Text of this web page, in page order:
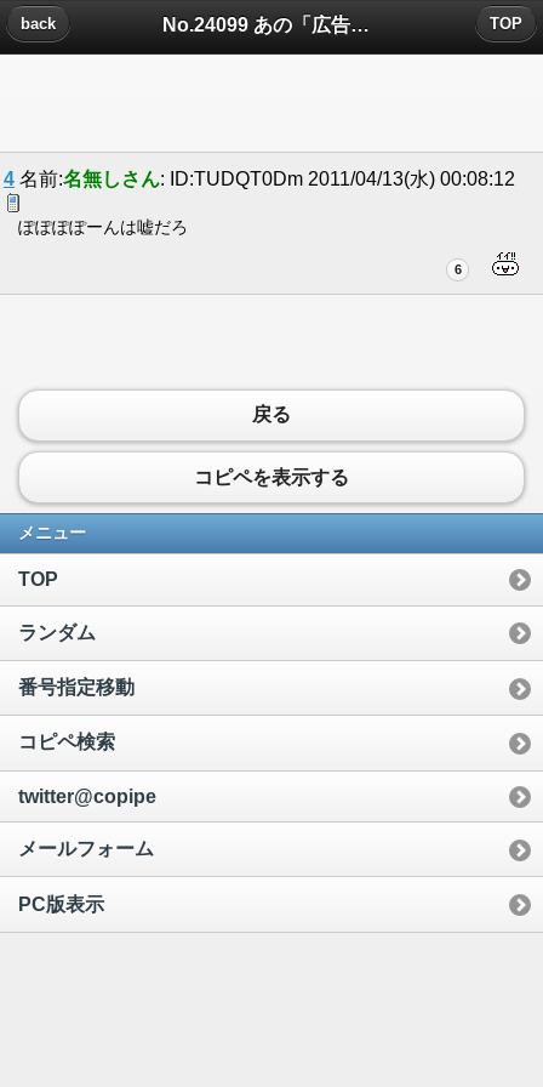
No.24099 あの「広告」は本当なのか。についたコメント
back TOP
4 名前:名無しさん: ID:TUDQT0Dm 2011/04/13(水) 00:08:12
ぽぽぽぽーんは嘘だろ
6
戻る
コピペを表示する
メニュー
TOP
ランダム
番号指定移動
コピペ検索
twitter@copipe
メールフォーム
PC版表示